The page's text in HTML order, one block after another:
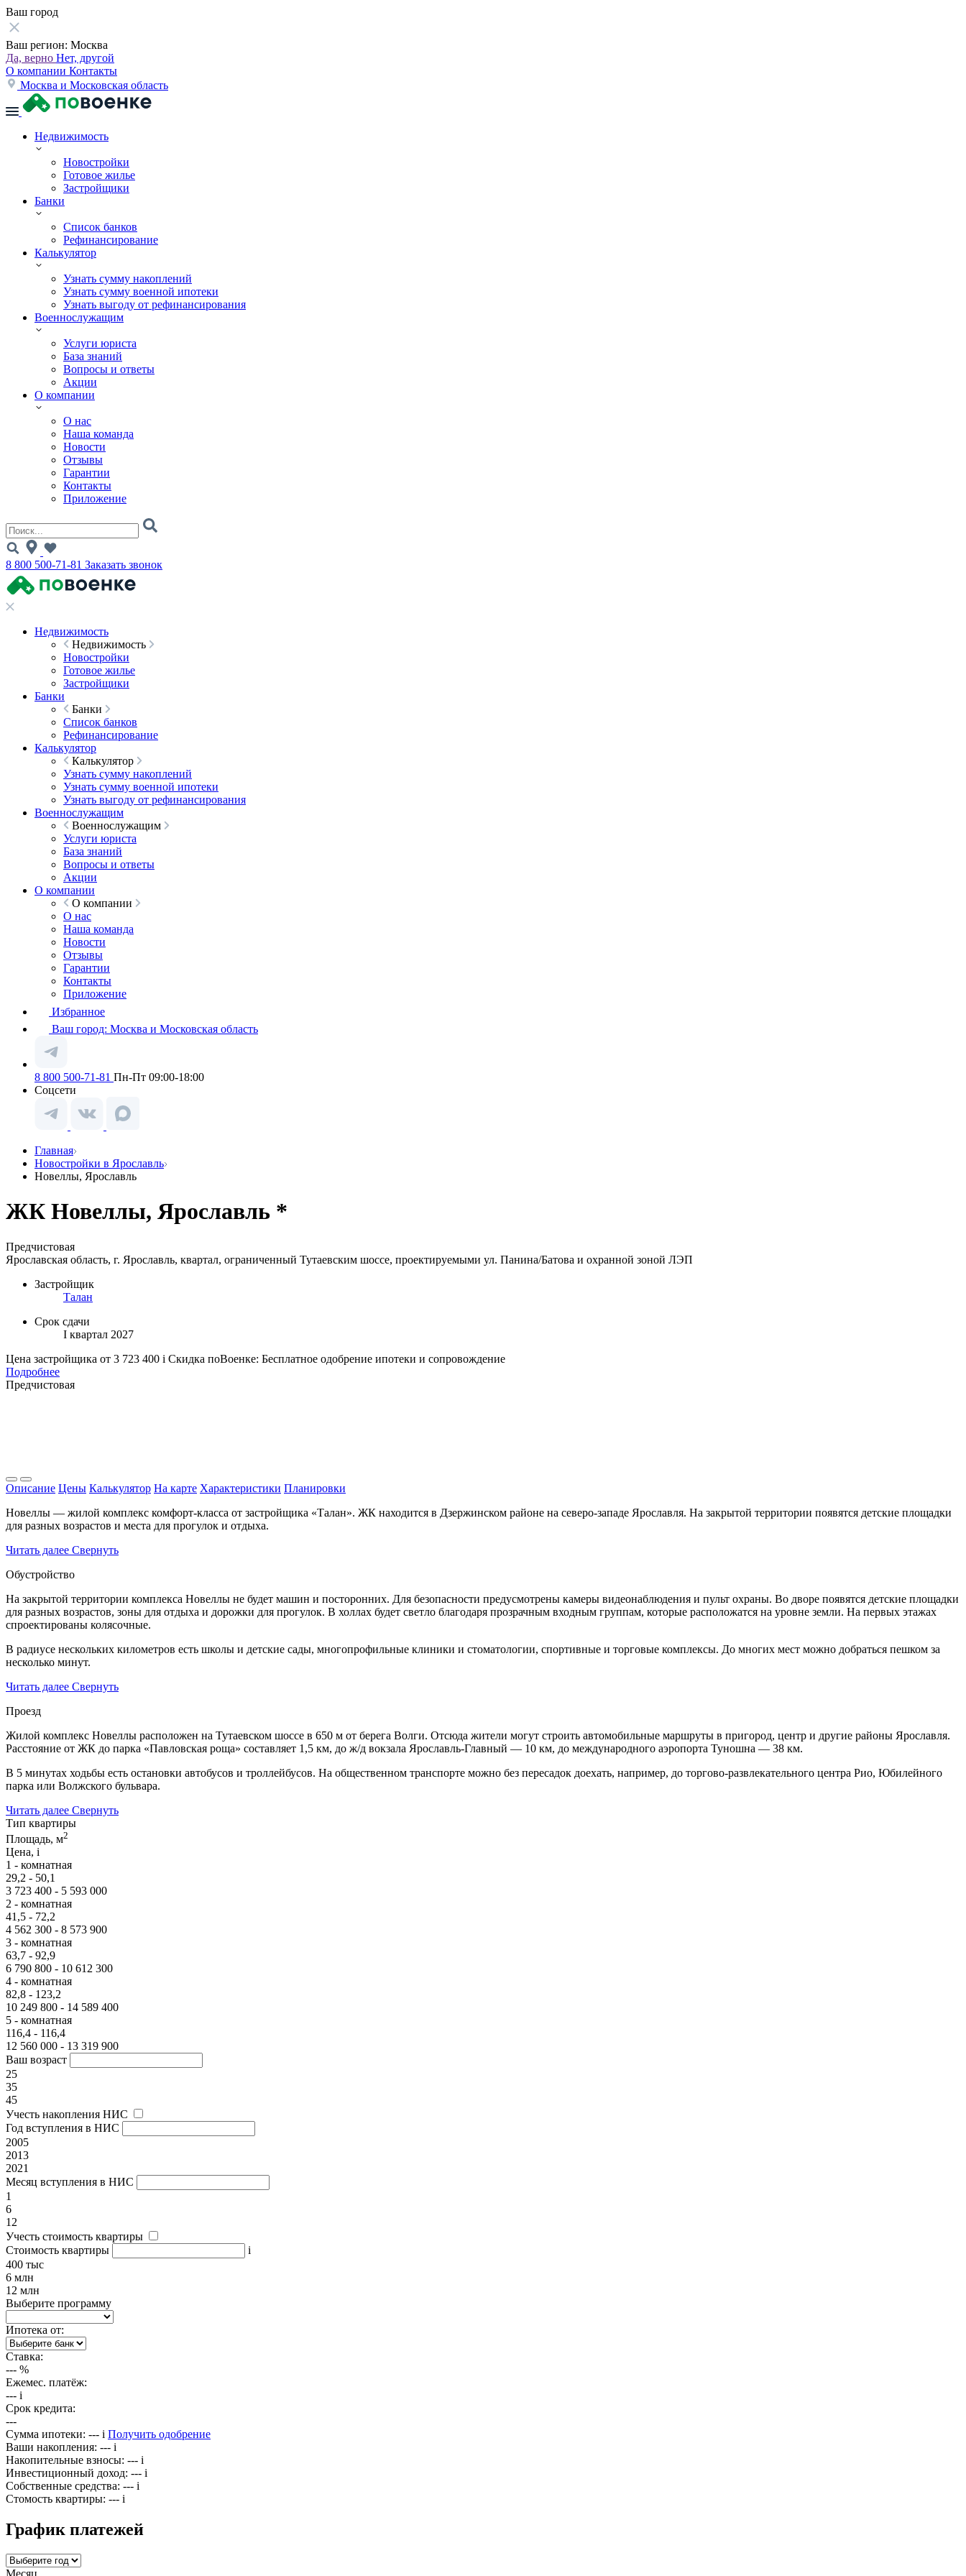
Ваш город
Ваш регион: Москва
Да, верно Нет, другой
О компании Контакты
Москва и Московская область
Недвижимость
Новостройки
Готовое жилье
Застройщики
Банки
Список банков
Рефинансирование
Калькулятор
Узнать сумму накоплений
Узнать сумму военной ипотеки
Узнать выгоду от рефинансирования
Военнослужащим
Услуги юриста
База знаний
Вопросы и ответы
Акции
О компании
О нас
Наша команда
Новости
Отзывы
Гарантии
Контакты
Приложение
8 800 500-71-81 Заказать звонок
Недвижимость
Недвижимость
Новостройки
Готовое жилье
Застройщики
Банки
Банки
Список банков
Рефинансирование
Калькулятор
Калькулятор
Узнать сумму накоплений
Узнать сумму военной ипотеки
Узнать выгоду от рефинансирования
Военнослужащим
Военнослужащим
Услуги юриста
База знаний
Вопросы и ответы
Акции
О компании
О компании
О нас
Наша команда
Новости
Отзывы
Гарантии
Контакты
Приложение
Избранное
Ваш город: Москва и Московская область
8 800 500-71-81 Пн-Пт 09:00-18:00
Соцсети
Главная
Новостройки в Ярославль
Новеллы, Ярославль
ЖК Новеллы, Ярославль *
Предчистовая
Ярославская область, г. Ярославль, квартал, ограниченный Тутаевским шоссе, проектируемыми ул. Панина/Батова и охранной зоной ЛЭП
Застройщик
Талан
Срок сдачи
I квартал 2027
Цена застройщика от 3 723 400 i Скидка поВоенке: Бесплатное одобрение ипотеки и сопровождение
Подробнее
Предчистовая
Описание Цены Калькулятор На карте Характеристики Планировки
Новеллы — жилой комплекс комфорт-класса от застройщика «Талан». ЖК находится в Дзержинском районе на северо-западе Ярославля. На закрытой территории появятся детские площадки
для разных возрастов и места для прогулок и отдыха.
Читать далее Свернуть
Обустройство
На закрытой территории комплекса Новеллы не будет машин и посторонних. Для безопасности предусмотрены камеры видеонаблюдения и пульт охраны. Во дворе появятся детские площадки
для разных возрастов, зоны для отдыха и дорожки для прогулок. В холлах будет светло благодаря прозрачным входным группам, которые расположатся на уровне земли. На первых этажах
спроектированы колясочные.
В радиусе нескольких километров есть школы и детские сады, многопрофильные клиники и стоматологии, спортивные и торговые комплексы. До многих мест можно добраться пешком за
несколько минут.
Читать далее Свернуть
Проезд
Жилой комплекс Новеллы расположен на Тутаевском шоссе в 650 м от берега Волги. Отсюда жители могут строить автомобильные маршруты в пригород, центр и другие районы Ярославля.
Расстояние от ЖК до парка «Павловская роща» составляет 1,5 км, до ж/д вокзала Ярославль-Главный — 10 км, до международного аэропорта Туношна — 38 км.
В 5 минутах ходьбы есть остановки автобусов и троллейбусов. На общественном транспорте можно без пересадок доехать, например, до торгово-развлекательного центра Рио, Юбилейного
парка или Волжского бульвара.
Читать далее Свернуть
Тип квартиры
Площадь, м2
Цена, i
1 - комнатная
29,2 - 50,1
3 723 400 - 5 593 000
2 - комнатная
41,5 - 72,2
4 562 300 - 8 573 900
3 - комнатная
63,7 - 92,9
6 790 800 - 10 612 300
4 - комнатная
82,8 - 123,2
10 249 800 - 14 589 400
5 - комнатная
116,4 - 116,4
12 560 000 - 13 319 900
Ваш возраст
25
35
45
Учесть накопления НИС
Год вступления в НИС
2005
2013
2021
Месяц вступления в НИС
1
6
12
Учесть стоимость квартиры
Стоимость квартиры
i
400 тыс
6 млн
12 млн
Выберите программу
Ипотека от:
Ставка:
--- %
Ежемес. платёж:
--- i
Срок кредита:
---
Сумма ипотеки: --- i Получить одобрение
Ваши накопления: --- i
Накопительные взносы: --- i
Инвестиционный доход: --- i
Собственные средства: --- i
Стомость квартиры: --- i
График платежей
Месяц